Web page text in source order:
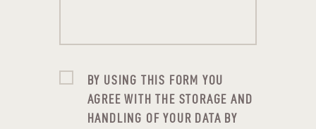
BY USING THIS FORM YOU
AGREE WITH THE STORAGE AND
HANDLING OF YOUR DATA BY